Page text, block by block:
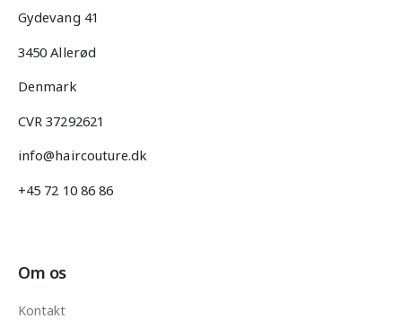
Gydevang 41
3450 Allerød
Denmark
CVR 37292621
info@haircouture.dk
+45 72 10 86 86
Om os
Kontakt